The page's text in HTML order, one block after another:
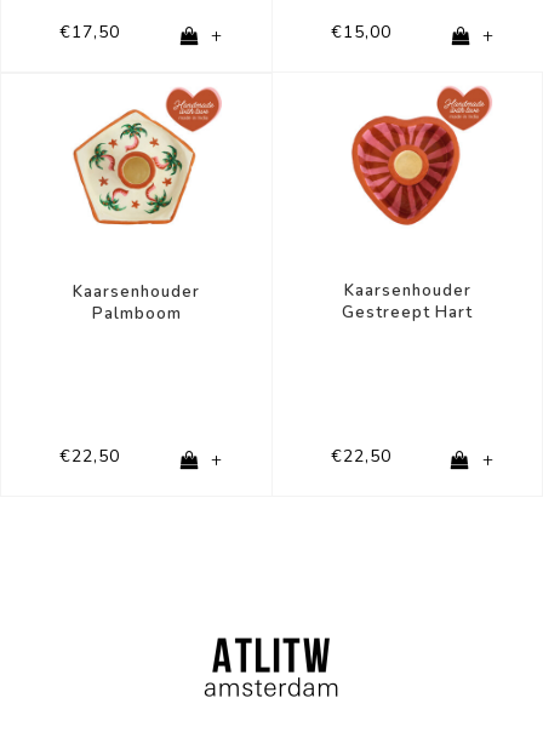
€17,50 + €15,00 +
Kaarsenhouder
Palmboom
€22,50 +
Kaarsenhouder
Gestreept Hart
€22,50 +